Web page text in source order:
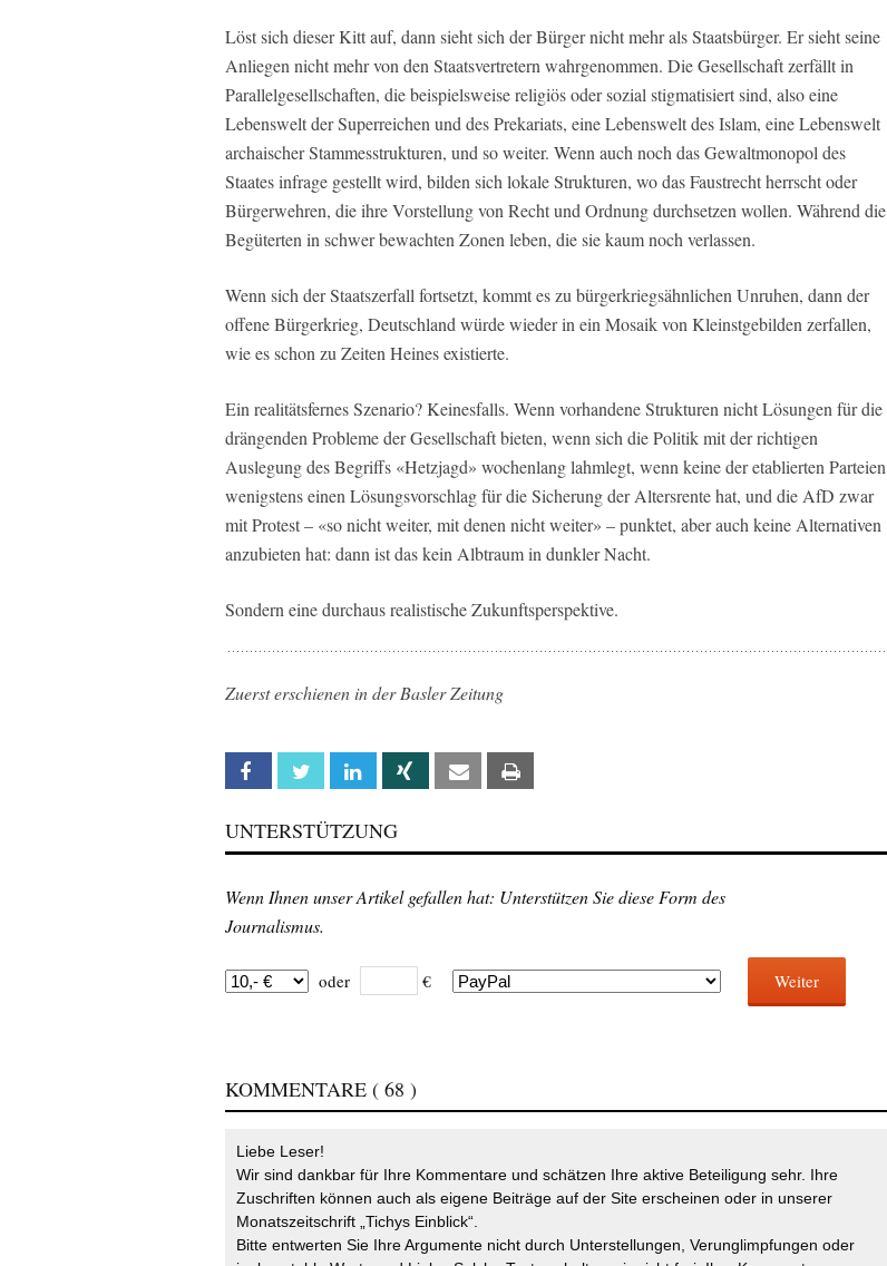
Löst sich dieser Kitt auf, dann sieht sich der Bürger nicht mehr als Staatsbürger. Er sieht seine
Anliegen nicht mehr von den Staatsvertretern wahrgenommen. Die Gesellschaft zerfällt in
Parallelgesellschaften, die beispielsweise religiös oder sozial stigmatisiert sind, also eine
Lebenswelt der Superreichen und des Prekariats, eine Lebenswelt des Islam, eine Lebenswelt
archaischer Stammesstrukturen, und so weiter. Wenn auch noch das Gewaltmonopol des
Staates infrage gestellt wird, bilden sich lokale Strukturen, wo das Faustrecht herrscht oder
Bürgerwehren, die ihre Vorstellung von Recht und Ordnung durchsetzen wollen. Während die
Begüterten in schwer bewachten Zonen leben, die sie kaum noch verlassen.
Wenn sich der Staatszerfall fortsetzt, kommt es zu bürgerkriegsähnlichen Unruhen, dann der
offene Bürgerkrieg, Deutschland würde wieder in ein Mosaik von Kleinstgebilden zerfallen,
wie es schon zu Zeiten Heines existierte.
Ein realitätsfernes Szenario? Keinesfalls. Wenn vorhandene Strukturen nicht Lösungen für die
drängenden Probleme der Gesellschaft bieten, wenn sich die Politik mit der richtigen
Auslegung des Begriffs «Hetzjagd» wochenlang lahmlegt, wenn keine der etablierten Parteien
wenigstens einen Lösungsvorschlag für die Sicherung der Altersrente hat, und die AfD zwar
mit Protest – «so nicht weiter, mit denen nicht weiter» – punktet, aber auch keine Alternativen
anzubieten hat: dann ist das kein Albtraum in dunkler Nacht.
Sondern eine durchaus realistische Zukunftsperspektive.
Zuerst erschienen in der Basler Zeitung
Facebook Twitter Linkedin Xing Email
UNTERSTÜTZUNG
Wenn Ihnen unser Artikel gefallen hat: Unterstützen Sie diese Form des
Journalismus.
oder € Weiter
KOMMENTARE ( 68 )
Liebe Leser!
Wir sind dankbar für Ihre Kommentare und schätzen Ihre aktive Beteiligung sehr. Ihre
Zuschriften können auch als eigene Beiträge auf der Site erscheinen oder in unserer
Monatszeitschrift „Tichys Einblick“.
Bitte entwerten Sie Ihre Argumente nicht durch Unterstellungen, Verunglimpfungen oder